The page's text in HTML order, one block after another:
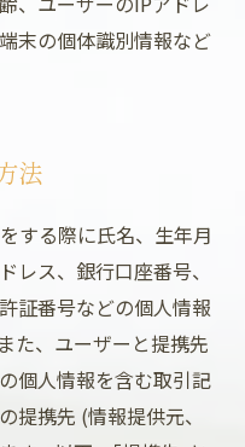
末の個体識別情報など
法
する際に氏名、生年月
レス、銀行口座番号、
証番号などの個人情報
た、ユーザーと提携先
個人情報を含む取引記
提携先 (情報提供元、